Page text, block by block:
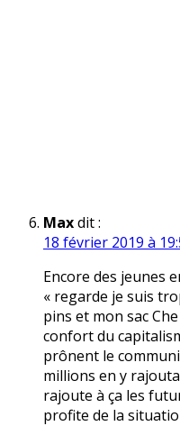
Maxdit :
18 février 2019 à
Encore des jeunes
« regarde je suis
pins et mon sac
confort du
prônent le
millions en y
rajoute à ça les
profite de la